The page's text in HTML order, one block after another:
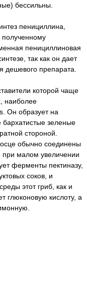
бессильны.
пенициллина,
пенициллиновая
так как он дает
дешевого препарата.
которой чаще
наиболее
Он образует на
зеленые
стороной.
обычно соединены
малом увеличении
ферменты пектиназу,
соков, и
этот гриб, как и
глюконовую кислоту, а